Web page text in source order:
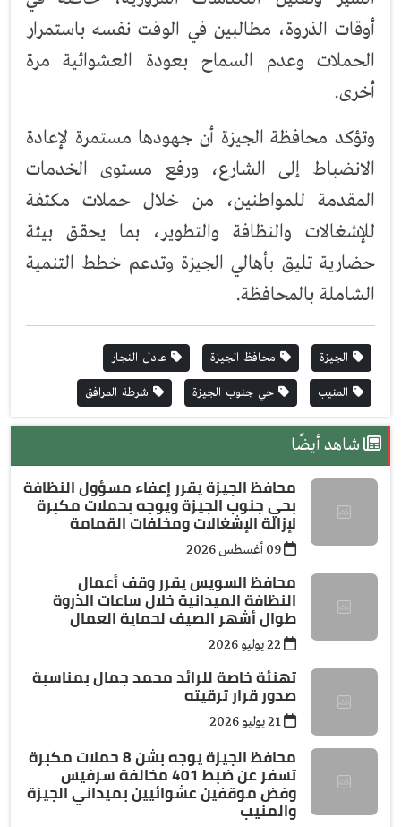
أوقات الذروة، مطالبين في الوقت نفسه باستمرار
الحملات وعدم السماح بعودة العشوائية مرة
أخرى.
وتؤكد محافظة الجيزة أن جهودها مستمرة لإعادة
الانضباط إلى الشارع، ورفع مستوى الخدمات
المقدمة للمواطنين، من خلال حملات مكثفة
للإشغالات والنظافة والتطوير، بما يحقق بيئة
حضارية تليق بأهالي الجيزة وتدعم خطط التنمية
الشاملة بالمحافظة.
الجيزة محافظ الجيزة
عادل النجار
المنيب
حي جنوب الجيزة شرطة المرافق
شاهد أيضًا
محافظ الجيزة يقرر إعفاء مسؤول النظافة
بحي جنوب الجيزة ويوجه بحملات مكبرة
لإزالة الإشغالات ومخلفات القمامة
محافظ السويس يقرر وقف أعمال
النظافة الميدانية خلال ساعات الذروة
طوال أشهر الصيف لحماية العمال
تهنئة خاصة للرائد محمد جمال بمناسبة
صدور قرار ترقيته
محافظ الجيزة يوجه بشن 8 حملات مكبرة
تسفر عن ضبط 401 مخالفة سرفيس
وفض موقفين عشوائيين بميداني الجيزة
والمنيب